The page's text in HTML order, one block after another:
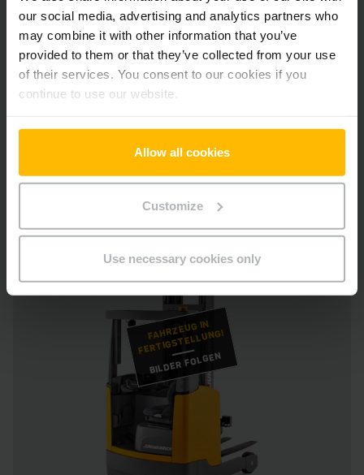
our social media, advertising and analytics partners who
may combine it with other information that you’ve
provided to them or that they’ve collected from your use
of their services. You consent to our cookies if you
continue to use our website.
Allow all cookies
Customize
Use necessary cookies only
Betriebsstunden
6868
Baujahr
Lieferzeit
5 Tage
CHF 29’200 CHF 27’900
FAHRZEUG IN
FERTIGSTELLUNG!
BILDER FOLGEN
% SALE